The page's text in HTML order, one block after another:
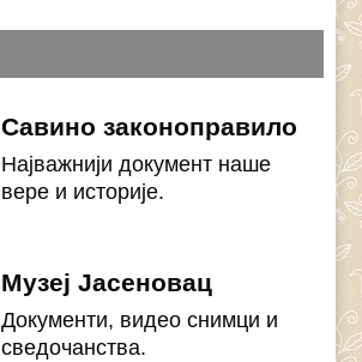
Савино законоправило
Најважнији документ наше
вере и историје.
Музеј Јасеновац
Документи, видео снимци и
сведочанства.